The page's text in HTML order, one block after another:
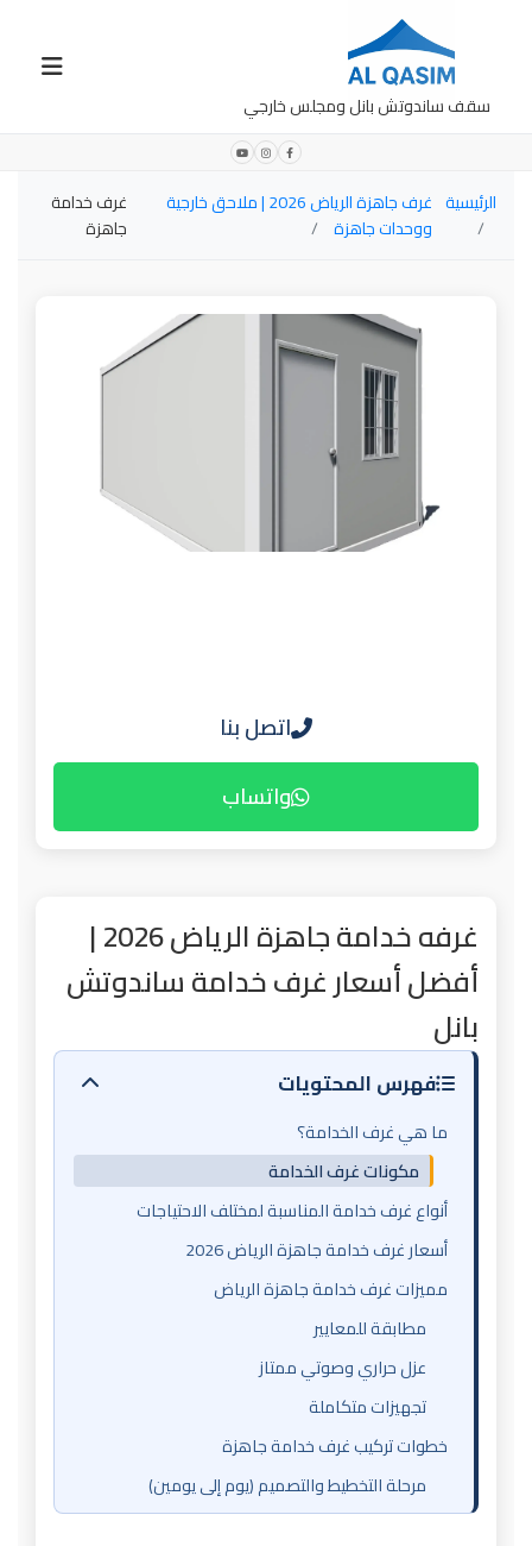
سقف ساندوتش بانل ومجلس خارجي
الرئيسية
غرف جاهزة الرياض 2026 | ملاحق خارجية
ووحدات جاهزة
غرف خدامة
جاهزة
اتصل بنا
واتساب
غرفه خدامة جاهزة الرياض 2026 |
أفضل أسعار غرف خدامة ساندوتش
بانل
فهرس المحتويات
ما هي غرف الخدامة؟
مكونات غرف الخدامة
أنواع غرف خدامة المناسبة لمختلف الاحتياجات
أسعار غرف خدامة جاهزة الرياض 2026
مميزات غرف خدامة جاهزة الرياض
مطابقة للمعايير
عزل حراري وصوتي ممتاز
تجهيزات متكاملة
خطوات تركيب غرف خدامة جاهزة
مرحلة التخطيط والتصميم (يوم إلى يومين)
مرحلة الأعمال التحضيرية (يوم)